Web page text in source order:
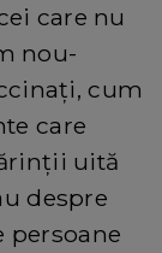
care nu
nou-
cum
care
uită
despre
persoane